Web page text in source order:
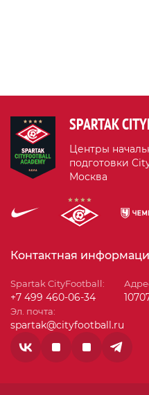
SPARTAK
Центры
подготовки
Москва
Контактная
Spartak CityFootball:
+7 499 460-06-34
Эл. почта:
spartak@cityfootball.ru